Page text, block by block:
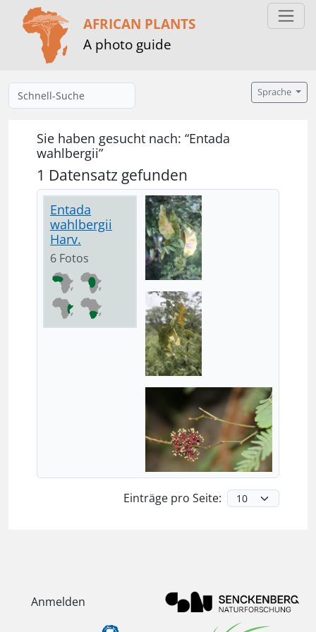
AFRICAN PLANTS
A photo guide
Sprache
Sie haben gesucht nach: “Entada
wahlbergii”
1 Datensatz gefunden
Entada
wahlbergii
Harv.
6 Fotos
Einträge pro Seite:
Anmelden